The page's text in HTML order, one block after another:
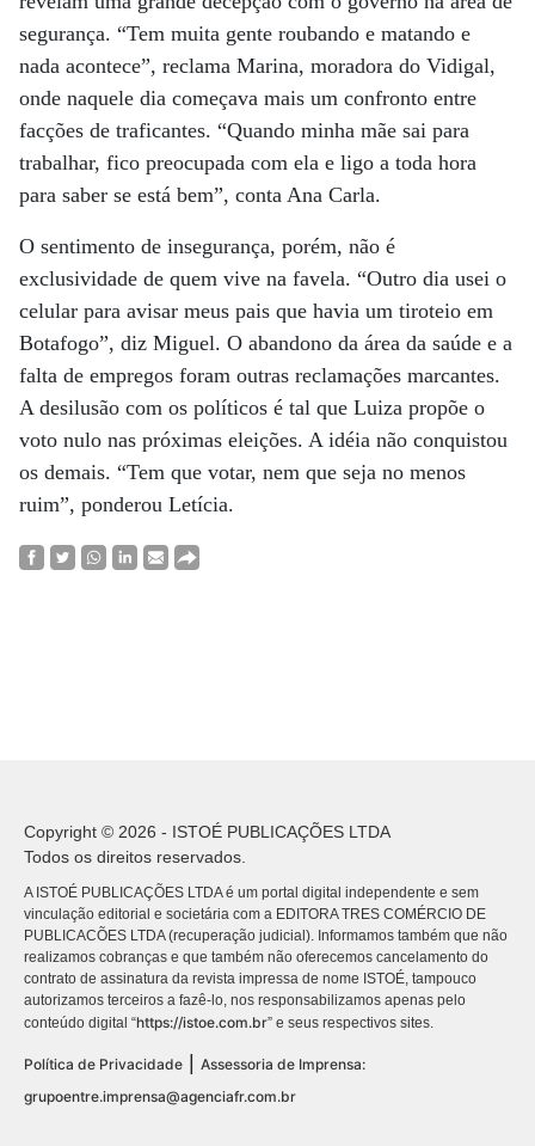
segurança. “Tem muita gente roubando e matando e
nada acontece”, reclama Marina, moradora do Vidigal,
onde naquele dia começava mais um confronto entre
facções de traficantes. “Quando minha mãe sai para
trabalhar, fico preocupada com ela e ligo a toda hora
para saber se está bem”, conta Ana Carla.
O sentimento de insegurança, porém, não é
exclusividade de quem vive na favela. “Outro dia usei o
celular para avisar meus pais que havia um tiroteio em
Botafogo”, diz Miguel. O abandono da área da saúde e a
falta de empregos foram outras reclamações marcantes.
A desilusão com os políticos é tal que Luiza propõe o
voto nulo nas próximas eleições. A idéia não conquistou
os demais. “Tem que votar, nem que seja no menos
ruim”, ponderou Letícia.
Copyright © 2026 - ISTOÉ PUBLICAÇÕES LTDA
Todos os direitos reservados.
A ISTOÉ PUBLICAÇÕES LTDA é um portal digital independente e sem
vinculação editorial e societária com a EDITORA TRES COMÉRCIO DE
PUBLICACÕES LTDA (recuperação judicial). Informamos também que não
realizamos cobranças e que também não oferecemos cancelamento do
contrato de assinatura da revista impressa de nome ISTOÉ, tampouco
autorizamos terceiros a fazê-lo, nos responsabilizamos apenas pelo
conteúdo digital “https://istoe.com.br” e seus respectivos sites.
Política de Privacidade
Assessoria de Imprensa:
grupoentre.imprensa@agenciafr.com.br